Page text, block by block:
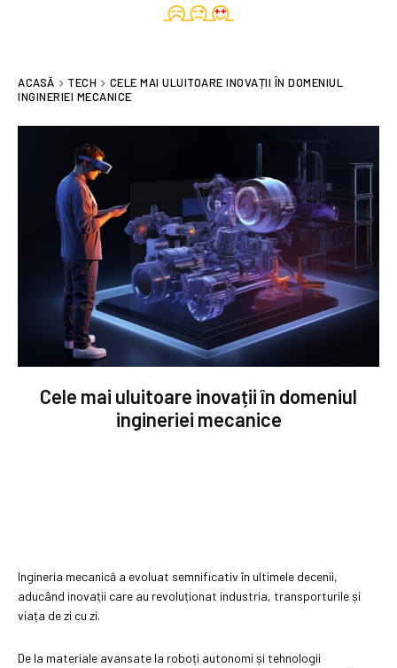
ACASĂ TECH
CELE MAI ULUITOARE INOVAȚII ÎN DOMENIUL
INGINERIEI MECANICE
Cele mai uluitoare inovații în domeniul
ingineriei mecanice
Ingineria mecanică a evoluat semnificativ în ultimele decenii,
aducând inovații care au revoluționat industria, transporturile și
viața de zi cu zi.
De la materiale avansate la roboți autonomi și tehnologii